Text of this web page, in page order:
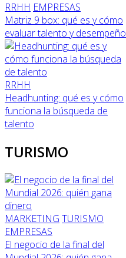
RRHH EMPRESAS
Matriz 9 box: qué es y cómo
evaluar talento y desempeño
RRHH
Headhunting: qué es y cómo
funciona la búsqueda de
talento
TURISMO
MARKETING TURISMO
EMPRESAS
El negocio de la final del